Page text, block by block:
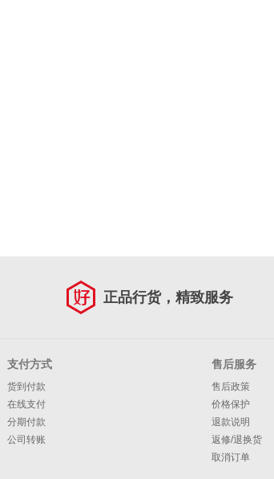
正品行货，精致服务
支付方式
货到付款
在线支付
分期付款
公司转账
售后服务
售后政策
价格保护
退款说明
返修/退换货
取消订单